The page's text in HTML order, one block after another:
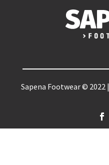
Sapena Footwear © 2022 |